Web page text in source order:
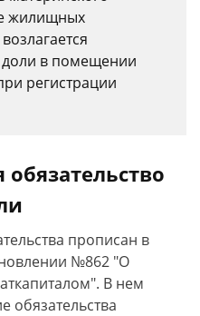
жилищных
доли в помещении
регистрации
обязательство
прописан в
№862 "О
В нем
обязательства